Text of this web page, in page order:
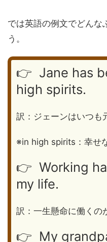
では英語の例文でどんな
う。
👉 Jane has
high spirits.
訳：ジェーンはいつも
※in high spirits：幸せ
👉 Working
my life.
訳：一生懸命に働くの
👉 My